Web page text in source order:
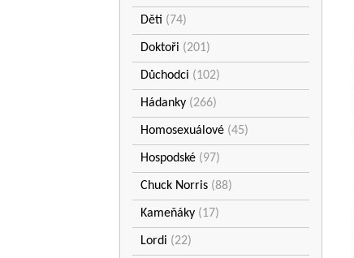
Děti (74)
Doktoři (201)
Důchodci (102)
Hádanky (266)
Homosexuálové (45)
Hospodské (97)
Chuck Norris (88)
Kameňáky (17)
Lordi (22)